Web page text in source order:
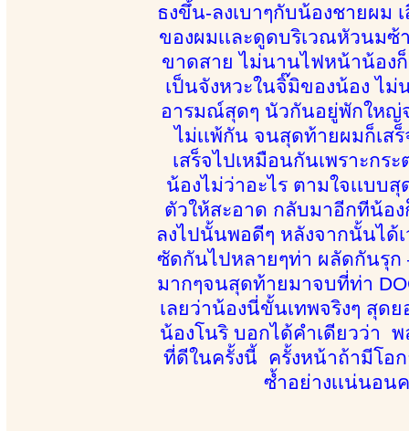
ธงขึ้น-ลงเบาๆกับน้องชายผม
ของผมเเละดูดบริเวณหัวนม
ขาดสาย ไม่นานไฟหน้าน้องก็
เป็นจังหวะในจิ๊มิของน้อง ไม่
อารมณ์สุดๆ นัวกันอยู่พักใหญ่จ
ไม่เเพ้กัน จนสุดท้ายผมก็เส
เสร็จไปเหมือนกันเพราะกร
น้องไม่ว่าอะไร ตามใจเเบบ
ตัวให้สะอาด กลับมาอีกทีน้อ
ลงไปนั้นพอดีๆ หลังจากนั้นได้
ซัดกันไปหลายๆท่า ผลัดกันรุก
มากๆจนสุดท้ายมาจบที่ท่า
เลยว่าน้องนี่ขั้นเทพจริงๆ สุด
น้องโนริ บอกได้คำเดียวว่า
ที่ดีในครั้งนี้ ครั้งหน้าถ้ามีโอ
ซ้ำอย่างเเน่นอน